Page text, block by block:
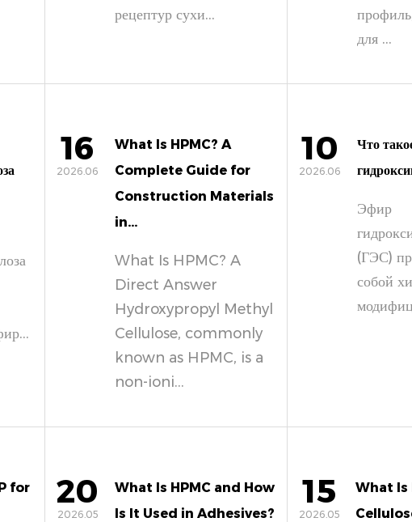
рецептур сухи...
для ...
16
2026.06
What Is HPMC? A
Complete Guide for
Construction Materials
in...
What Is HPMC? A
Direct Answer
Hydroxypropyl Methyl
Cellulose, commonly
known as HPMC, is a
non-ioni...
10
2026.06
Что
Эфир
(ГЭС)
собой
for
20
2026.05
What Is HPMC and How
Is It Used in Adhesives?
15
2026.05
What Is